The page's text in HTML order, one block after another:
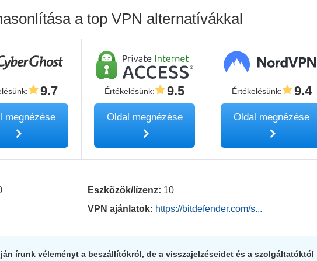
a top VPN alternatívákkal
: 9.7
megnézése
Értékelésünk: 9.5
Oldal megnézése
Értékelésünk: 9.4
Oldal megnézése
Eszközök/lízenz: 10
VPN ajánlatok: https://bitdefender.com/s...
írunk véleményt a beszállítókról, de a visszajelzéseidet és a szolgáltatóktól